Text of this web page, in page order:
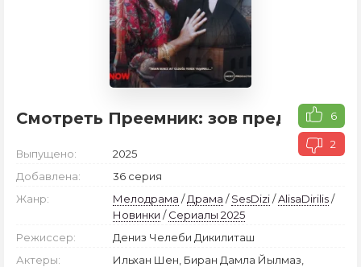
Смотреть Преемник: зов предков 6
2
Выпущено:
2025
Добавлена:
36 серия
Жанр:
Мелодрама /Драма /SesDizi/AlisaDirilis/
Новинки /Сериалы 2025
Режиссер:
Дениз Челеби Дикилиташ
Актеры:
Ильхан Шен, Биран Дамла Йылмаз,